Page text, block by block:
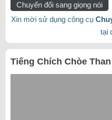
Chuyển đổi sang giọng nói
Xin mời sử dụng công cụ
tại
Tiếng Chích Chòe